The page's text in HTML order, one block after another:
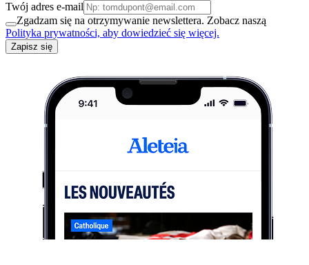
Twój adres e-mail
Zgadzam się na otrzymywanie newslettera. Zobacz naszą
Polityka prywatności, aby dowiedzieć się więcej.
Zapisz się